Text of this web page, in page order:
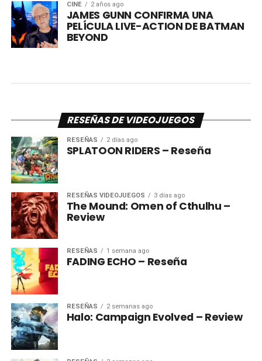
CINE 2 años ago
JAMES GUNN CONFIRMA UNA
PELÍCULA LIVE-ACTION DE BATMAN
BEYOND
RESEÑAS DE VIDEOJUEGOS
RESEÑAS 2 días ago
SPLATOON RIDERS – Reseña
RESEÑAS VIDEOJUEGOS 3 días ago
The Mound: Omen of Cthulhu –
Review
RESEÑAS 1 semana ago
FADING ECHO – Reseña
RESEÑAS 2 semanas ago
Halo: Campaign Evolved – Review